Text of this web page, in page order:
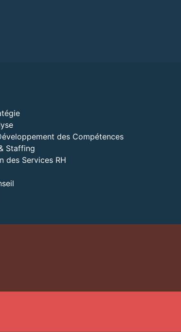
des Compétences
Staffing
des Services RH